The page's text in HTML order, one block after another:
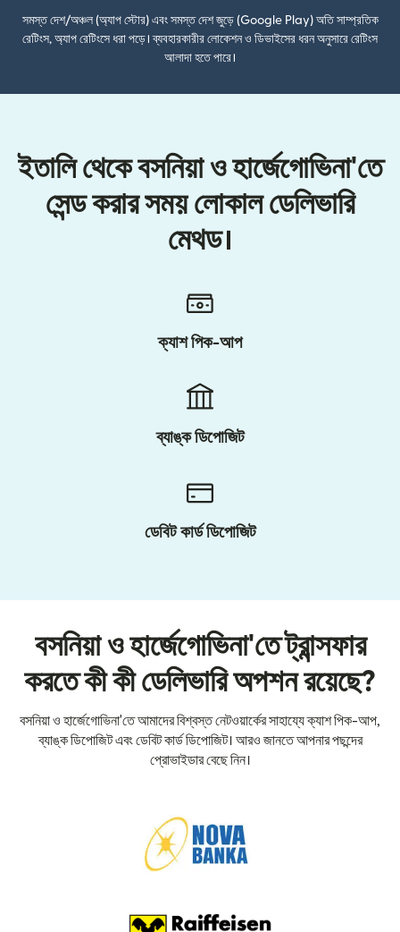
সমস্ত দেশ/অঞ্চল (অ্যাপ স্টোর) এবং সমস্ত দেশ জুড়ে (Google Play) অতি সাম্প্রতিক
রেটিংস, অ্যাপ রেটিংসে ধরা পড়ে। ব্যবহারকারীর লোকেশন ও ডিভাইসের ধরন অনুসারে রেটিংস
আলাদা হতে পারে।
ইতালি থেকে বসনিয়া ও হার্জেগোভিনা'তে
সেন্ড করার সময় লোকাল ডেলিভারি
মেথড।
ক্যাশ পিক-আপ
ব্যাঙ্ক ডিপোজিট
ডেবিট কার্ড ডিপোজিট
বসনিয়া ও হার্জেগোভিনা'তে ট্রান্সফার
করতে কী কী ডেলিভারি অপশন রয়েছে?
বসনিয়া ও হার্জেগোভিনা'তে আমাদের বিশ্বস্ত নেটওয়ার্কের সাহায্যে ক্যাশ পিক-আপ,
ব্যাঙ্ক ডিপোজিট এবং ডেবিট কার্ড ডিপোজিট। আরও জানতে আপনার পছন্দের
প্রোভাইডার বেছে নিন।